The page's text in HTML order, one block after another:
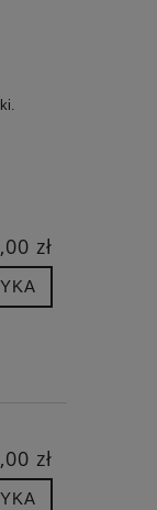
zł
zł